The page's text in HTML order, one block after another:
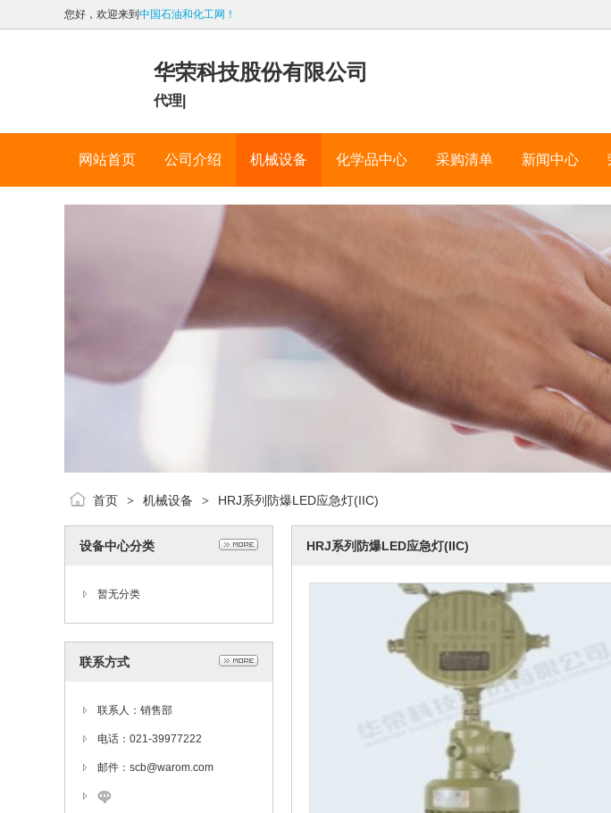
您好，欢迎来到 中国石油和化工网！
华荣科技股份有限公司
代理|
网站首页 公司介绍 机械设备 化学品中心 采购清单 新闻中心
首页 > 机械设备 > HRJ系列防爆LED应急灯(IIC)
设备中心分类
暂无分类
联系方式
联系人：销售部
电话：021-39977222
邮件：scb@warom.com
HRJ系列防爆LED应急灯(IIC)